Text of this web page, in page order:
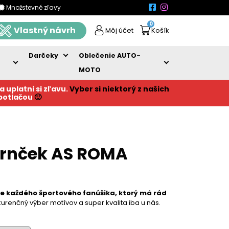
Množstevné zľavy
Vlastný návrh Môj účet
0
Košík
Darčeky
Oblečenie AUTO-
MOTO
a uplatni si zľavu.Vyber si niektorý z našich
🙂
AS ROMA
každého športového fanúšika, ktorý má rád
výber motívov a super kvalita iba u nás.